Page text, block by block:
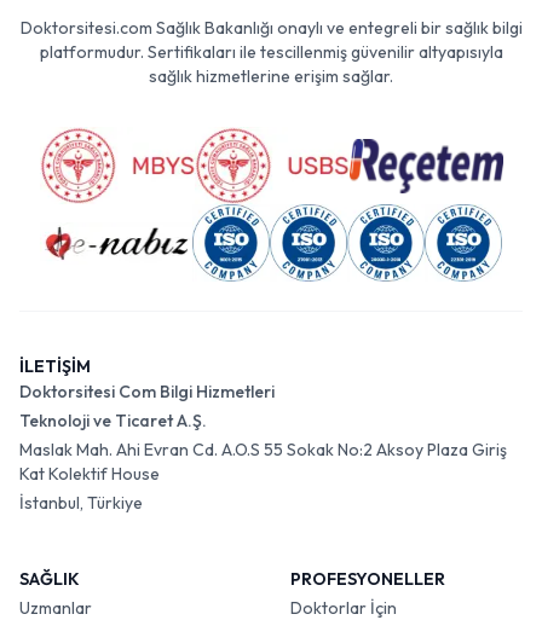
Doktorsitesi.com Sağlık Bakanlığı onaylı ve entegreli bir sağlık bilgi
platformudur. Sertifikaları ile tescillenmiş güvenilir altyapısıyla
sağlık hizmetlerine erişim sağlar.
İLETİŞİM
Doktorsitesi Com Bilgi Hizmetleri
Teknoloji ve Ticaret A.Ş.
Maslak Mah. Ahi Evran Cd. A.O.S 55 Sokak No:2 Aksoy Plaza Giriş
Kat Kolektif House
İstanbul, Türkiye
SAĞLIK
Uzmanlar
PROFESYONELLER
Doktorlar İçin